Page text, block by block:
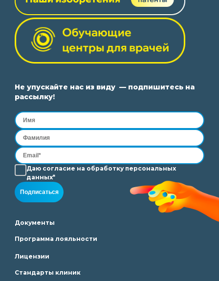
Не упускайте нас из виду — подпишитесь на
рассылку!
Даю согласие на обработкуперсональных
данных*
Подписаться
Документы
Программа лояльности
Лицензии
Стандарты клиник